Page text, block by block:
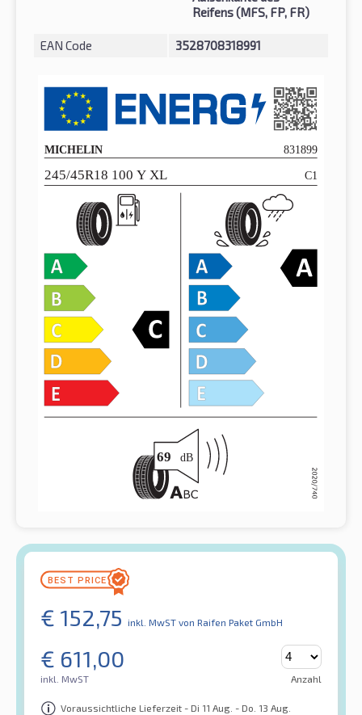
Reifens (MFS, FP, FR)
EAN Code 3528708318991
€ 152,75 inkl. MwST von Raifen Paket GmbH
€ 611,00
inkl. MwST Anzahl
Voraussichtliche Lieferzeit - Di 11 Aug. - Do. 13 Aug.